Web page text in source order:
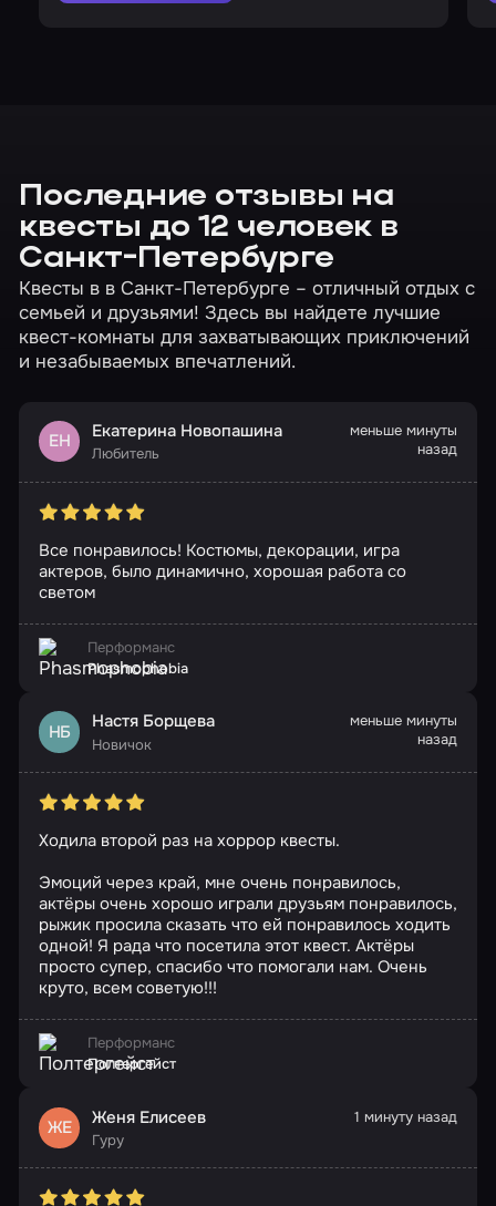
Последние отзывы на
квесты до 12 человек в
Санкт-Петербурге
Квесты в в Санкт-Петербурге – отличный отдых с
семьей и друзьями! Здесь вы найдете лучшие
квест-комнаты для захватывающих приключений
и незабываемых впечатлений.
ЕН Екатерина Новопашина
Любитель
меньше минуты
назад
Все понравилось! Костюмы, декорации, игра
актеров, было динамично, хорошая работа со
светом
Перформанс
Phasmophobia
НБ Настя Борщева
Новичок
меньше минуты
назад
Ходила второй раз на хоррор квесты.
Эмоций через край, мне очень понравилось,
актёры очень хорошо играли друзьям понравилось,
рыжик просила сказать что ей понравилось ходить
одной! Я рада что посетила этот квест. Актёры
просто супер, спасибо что помогали нам. Очень
круто, всем советую!!!
Перформанс
Полтергейст
ЖЕ Женя Елисеев
Гуру
1 минуту назад